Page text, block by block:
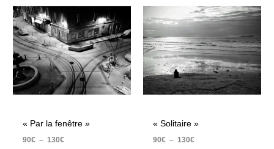
« Par la fenêtre »
90€ – 130€
de
prix :
90€
à
130€
« Solitaire »
90€ – 130€
de
prix :
90€
130€